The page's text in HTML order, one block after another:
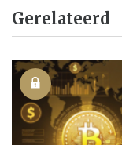
Gerelateerd